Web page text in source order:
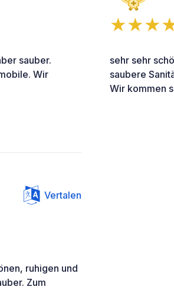
sauber.
Wir
sehr sehr
saubere
Wir kommen
Vertalen
ruhigen und
Zum